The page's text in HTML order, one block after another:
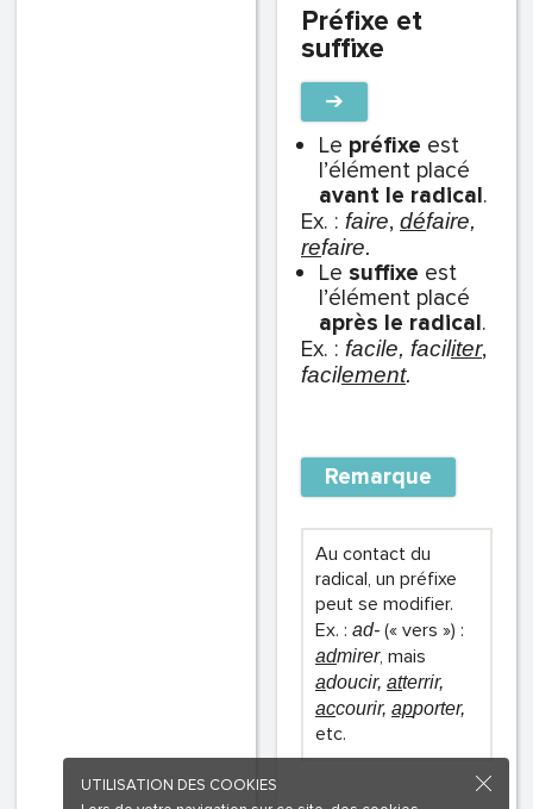
Préfixe et
suffixe
➔
Le préfixe est
l’élément placé
avant le radical.
Ex. : faire, défaire,
refaire.
Le suffixe est
l’élément placé
après le radical.
Ex. : facile, faciliter,
facilement.
Remarque
Au contact du
radical, un préfixe
peut se modifier.
Ex. : ad- (« vers ») :
admirer, mais
adoucir, atterrir,
accourir, apporter,
etc.
UTILISATION DES COOKIES